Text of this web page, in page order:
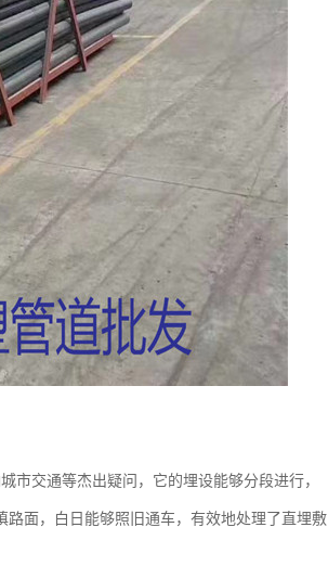
市交通等杰出疑问，它的埋设能够分段进行，
面，白日能够照旧通车，有效地处理了直埋敷